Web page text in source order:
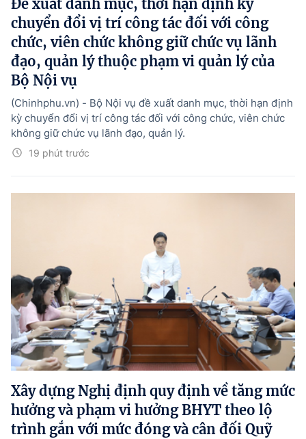
Đề xuất danh mục, thời hạn định kỳ
chuyển đổi vị trí công tác đối với công
chức, viên chức không giữ chức vụ lãnh
đạo, quản lý thuộc phạm vi quản lý của
Bộ Nội vụ
19 phút trước
(Chinhphu.vn) - Bộ Nội vụ đề xuất danh mục, thời hạn định
kỳ chuyển đổi vị trí công tác đối với công chức, viên chức
không giữ chức vụ lãnh đạo, quản lý.
Xây dựng Nghị định quy định về tăng mức
hưởng và phạm vi hưởng BHYT theo lộ
trình gắn với mức đóng và cân đối Quỹ